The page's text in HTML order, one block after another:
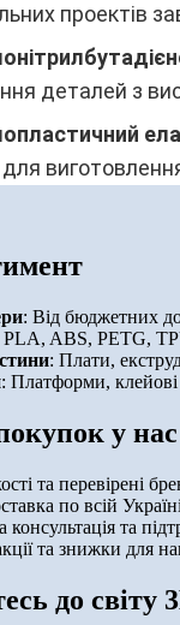
проектів
деталей з
: Від бюджетних
PLA, ABS, PETG,
: Плати,
: Платформи, клейові
у нас
та перевірені
по всій
консультація та
та знижки для
до світу